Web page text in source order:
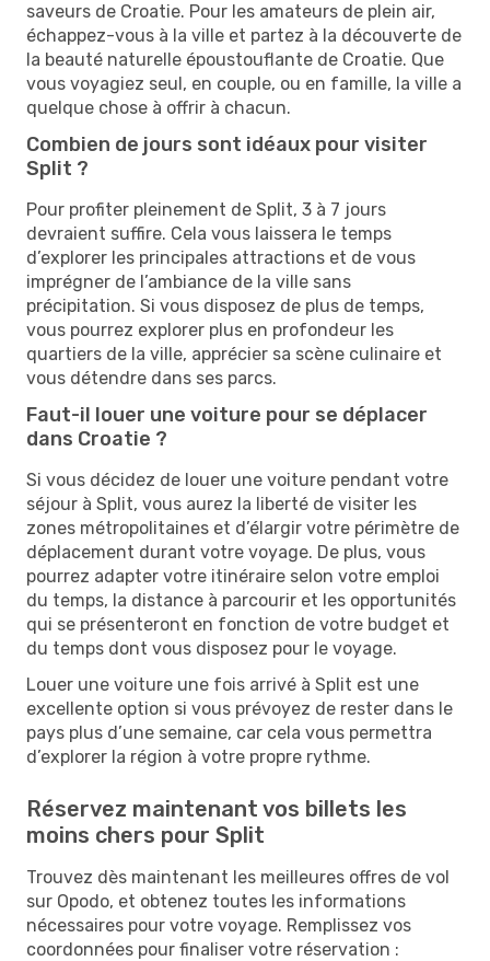
saveurs de Croatie. Pour les amateurs de plein air,
échappez-vous à la ville et partez à la découverte de
la beauté naturelle époustouflante de Croatie. Que
vous voyagiez seul, en couple, ou en famille, la ville a
quelque chose à offrir à chacun.
Combien de jours sont idéaux pour visiter
Split ?
Pour profiter pleinement de Split, 3 à 7 jours
devraient suffire. Cela vous laissera le temps
d’explorer les principales attractions et de vous
imprégner de l’ambiance de la ville sans
précipitation. Si vous disposez de plus de temps,
vous pourrez explorer plus en profondeur les
quartiers de la ville, apprécier sa scène culinaire et
vous détendre dans ses parcs.
Faut-il louer une voiture pour se déplacer
dans Croatie ?
Si vous décidez de louer une voiture pendant votre
séjour à Split, vous aurez la liberté de visiter les
zones métropolitaines et d’élargir votre périmètre de
déplacement durant votre voyage. De plus, vous
pourrez adapter votre itinéraire selon votre emploi
du temps, la distance à parcourir et les opportunités
qui se présenteront en fonction de votre budget et
du temps dont vous disposez pour le voyage.
Louer une voiture une fois arrivé à Split est une
excellente option si vous prévoyez de rester dans le
pays plus d’une semaine, car cela vous permettra
d’explorer la région à votre propre rythme.
Réservez maintenant vos billets les
moins chers pour Split
Trouvez dès maintenant les meilleures offres de vol
sur Opodo, et obtenez toutes les informations
nécessaires pour votre voyage. Remplissez vos
coordonnées pour finaliser votre réservation :